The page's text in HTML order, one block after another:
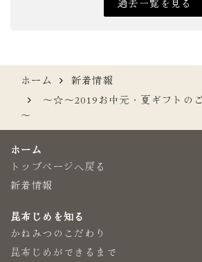
ホーム
新着情報
～☆～2019お中元・夏ギフトの
～
ホーム
トップページへ戻る
新着情報
昆布じめを知る
かねみつのこだわり
昆布じめができるまで